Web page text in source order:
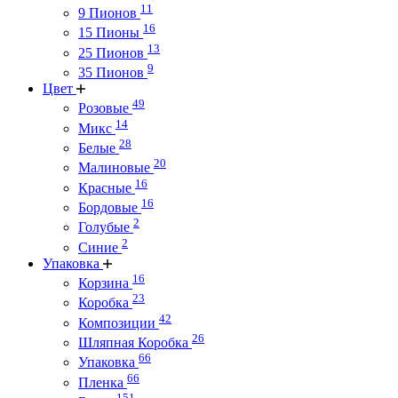
9 Пионов 11
15 Пионы 16
25 Пионов 13
35 Пионов 9
Цвет
Розовые 49
Микс 14
Белые 28
Малиновые 20
Красные 16
Бордовые 16
Голубые 2
Синие 2
Упаковка
Корзина 16
Коробка 23
Композиции 42
Шляпная Коробка 26
Упаковка 66
Пленка 66